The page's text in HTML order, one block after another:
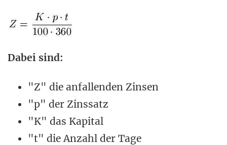
Dabei sind:
"Z" die anfallenden Zinsen
"p" der Zinssatz
"K" das Kapital
"t" die Anzahl der Tage